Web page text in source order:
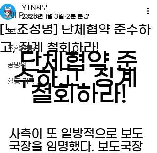
All Posts
노보
조합원통신
공방위
활동 기록
[노조성명] 단체협약 준수하
고, 징계 철회하라!
YTN지부
2025년 1월 3일 2분 분량
단체협약 준
수하고, 징계
철회하라!
사측이 또 일방적으로 보도
국장을 임명했다. 보도국장